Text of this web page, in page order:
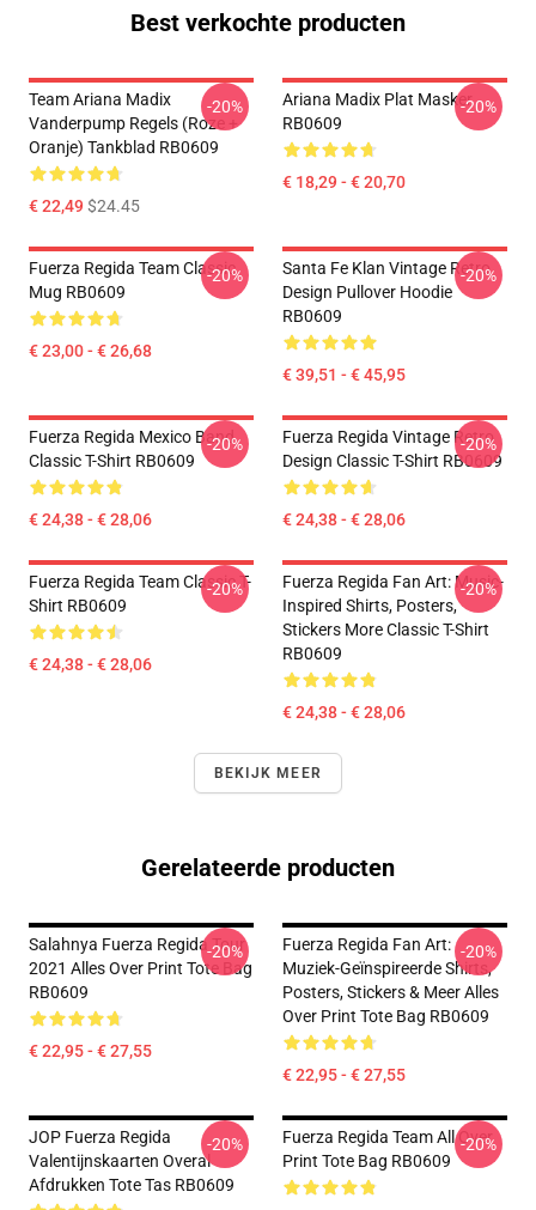
Best verkochte producten
Team Ariana Madix
Vanderpump Regels (Roze +
Oranje) Tankblad RB0609
€ 22,49$24.45
-20%
Ariana Madix Plat Masker
RB0609
€ 18,29 - € 20,70
-20%
Fuerza Regida Team Classic
Mug RB0609
€ 23,00 - € 26,68
-20%
Santa Fe Klan Vintage Retro
Design Pullover Hoodie
RB0609
€ 39,51 - € 45,95
-20%
Fuerza Regida Mexico Band
Classic T-Shirt RB0609
€ 24,38 - € 28,06
-20%
Fuerza Regida Vintage Retro
Design Classic T-Shirt RB0609
€ 24,38 - € 28,06
-20%
Fuerza Regida Team Classic T-
Shirt RB0609
€ 24,38 - € 28,06
-20%
Fuerza Regida Fan Art: Music-
Inspired Shirts, Posters,
Stickers More Classic T-Shirt
RB0609
€ 24,38 - € 28,06
-20%
BEKIJK MEER
Gerelateerde producten
Salahnya Fuerza Regida Tour
2021 Alles Over Print Tote Bag
RB0609
€ 22,95 - € 27,55
-20%
Fuerza Regida Fan Art:
Muziek-Geïnspireerde Shirts,
Posters, Stickers & Meer Alles
Over Print Tote Bag RB0609
€ 22,95 - € 27,55
-20%
JOP Fuerza Regida
Valentijnskaarten Overal
Afdrukken Tote Tas RB0609
-20%
Fuerza Regida Team All Over
Print Tote Bag RB0609
-20%